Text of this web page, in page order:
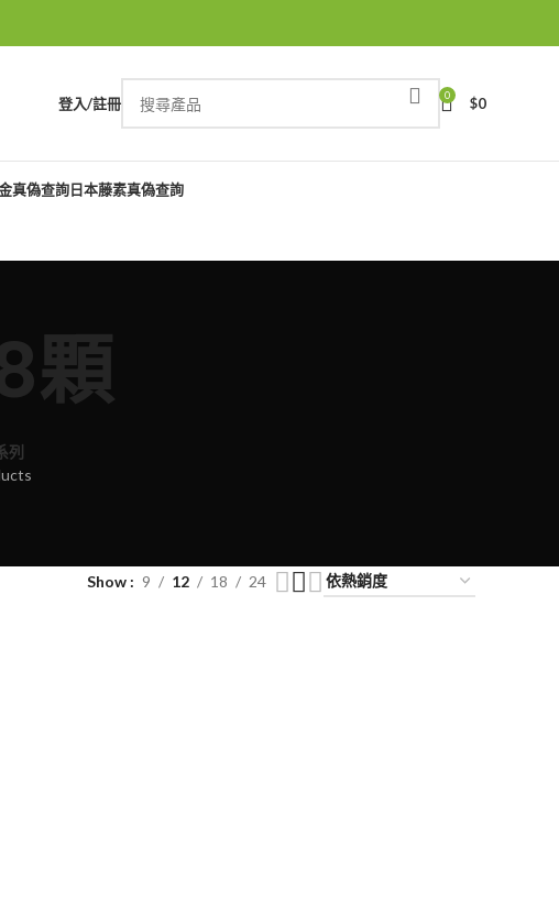
登入/註冊 0 $0
真偽查詢日本藤素真偽查詢
顆
列
Show 9 12 18 24